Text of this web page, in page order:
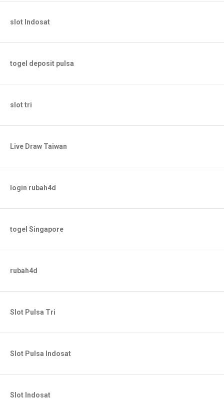
slot Indosat
togel deposit pulsa
slot tri
Live Draw Taiwan
login rubah4d
togel Singapore
rubah4d
Slot Pulsa Tri
Slot Pulsa Indosat
Slot Indosat